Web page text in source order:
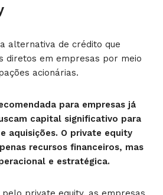
alternativa de crédito que
diretos em empresas por meio
acionárias.
para empresas já
capital significativo para
aquisições. O private equity
recursos financeiros, mas
e estratégica.